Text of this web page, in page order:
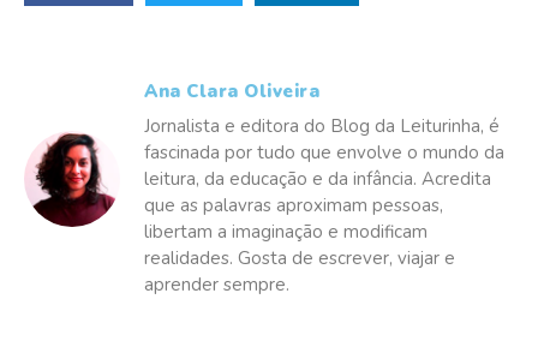
Ana Clara Oliveira
Jornalista e editora do Blog da Leiturinha, é
fascinada por tudo que envolve o mundo da
leitura, da educação e da infância. Acredita
que as palavras aproximam pessoas,
libertam a imaginação e modificam
realidades. Gosta de escrever, viajar e
aprender sempre.